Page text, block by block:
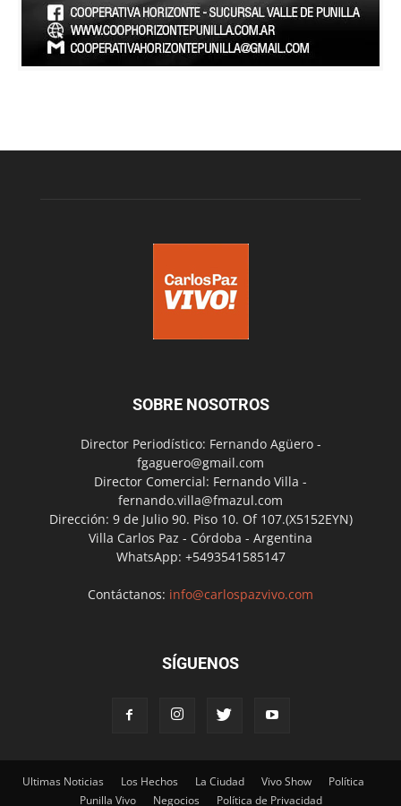
SOBRE NOSOTROS
Director Periodístico: Fernando Agüero -
fgaguero@gmail.com
Director Comercial: Fernando Villa -
fernando.villa@fmazul.com
Dirección: 9 de Julio 90. Piso 10. Of 107.(X5152EYN)
Villa Carlos Paz - Córdoba - Argentina
WhatsApp: +5493541585147
Contáctanos: info@carlospazvivo.com
SÍGUENOS
Ultimas Noticias Los Hechos La Ciudad Vivo Show
Política
Punilla Vivo
Negocios Política de Privacidad